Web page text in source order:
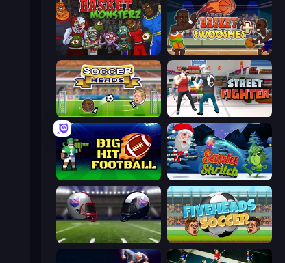
Basket Monsterz Basket Swooshes Plus
Soccer Heads Street Fighter Simulator
Big Hit Football Santa vs Skritch
4th and Goal 2019 Fiveheads Soccer